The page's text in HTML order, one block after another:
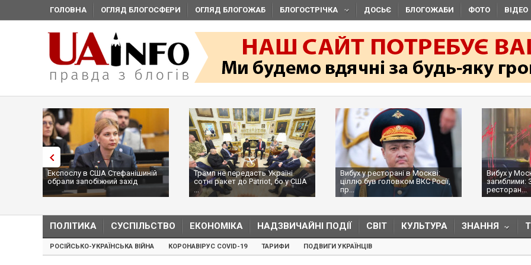
ГОЛОВНА ОГЛЯД БЛОГОСФЕРИ ОГЛЯД БЛОГОЖАБ БЛОГОСТРІЧКА ДОСЬЄ БЛОГОЖАБИ ФОТО ВІДЕО
Експослу в США Стефанішиній
обрали запобіжний захід
Трамп не передасть Україні
сотні ракет до Patriot, бо у США
...
Вибух у ресторані в Москві:
ціллю був головком ВКС Росії,
пр...
Вибух у
загиблими:
ресторан...
ПОЛІТИКА СУСПІЛЬСТВО ЕКОНОМІКА НАДЗВИЧАЙНІ ПОДІЇ СВІТ КУЛЬТУРА ЗНАННЯ
РОСІЙСЬКО-УКРАЇНСЬКА ВІЙНА КОРОНАВІРУС COVID-19 ТАРИФИ ПОДВИГИ УКРАЇНЦІВ